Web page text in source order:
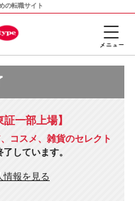
の転職サイト
一部上場】
コスメ、雑貨のセレクト
しています。
情報を見る